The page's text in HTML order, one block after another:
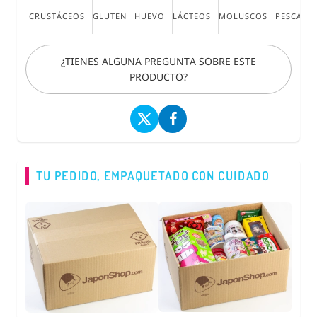
CRUSTÁCEOS GLUTEN HUEVO LÁCTEOS MOLUSCOS PESCADO
¿TIENES ALGUNA PREGUNTA SOBRE ESTE
PRODUCTO?
TU PEDIDO, EMPAQUETADO CON CUIDADO